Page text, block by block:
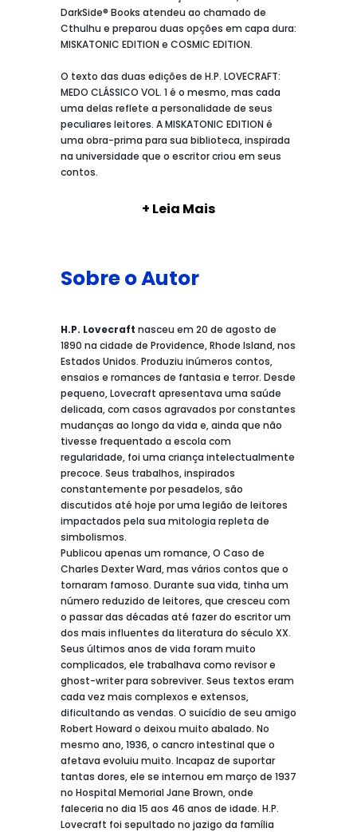
DarkSide® Books atendeu ao chamado de
Cthulhu e preparou duas opções em capa dura:
MISKATONIC EDITION e COSMIC EDITION.
O texto das duas edições de H.P. LOVECRAFT:
MEDO CLÁSSICO VOL. 1 é o mesmo, mas cada
uma delas reflete a personalidade de seus
peculiares leitores. A MISKATONIC EDITION é
uma obra-prima para sua biblioteca, inspirada
na universidade que o escritor criou em seus
contos.
+ Leia Mais
Sobre o Autor
H.P. Lovecraft nasceu em 20 de agosto de
1890 na cidade de Providence, Rhode Island, nos
Estados Unidos. Produziu inúmeros contos,
ensaios e romances de fantasia e terror. Desde
pequeno, Lovecraft apresentava uma saúde
delicada, com casos agravados por constantes
mudanças ao longo da vida e, ainda que não
tivesse frequentado a escola com
regularidade, foi uma criança intelectualmente
precoce. Seus trabalhos, inspirados
constantemente por pesadelos, são
discutidos até hoje por uma legião de leitores
impactados pela sua mitologia repleta de
simbolismos.
Publicou apenas um romance, O Caso de
Charles Dexter Ward, mas vários contos que o
tornaram famoso. Durante sua vida, tinha um
número reduzido de leitores, que cresceu com
o passar das décadas até fazer do escritor um
dos mais influentes da literatura do século XX.
Seus últimos anos de vida foram muito
complicados, ele trabalhava como revisor e
ghost-writer para sobreviver. Seus textos eram
cada vez mais complexos e extensos,
dificultando as vendas. O suicídio de seu amigo
Robert Howard o deixou muito abalado. No
mesmo ano, 1936, o cancro intestinal que o
afetava evoluiu muito. Incapaz de suportar
tantas dores, ele se internou em março de 1937
no Hospital Memorial Jane Brown, onde
faleceria no dia 15 aos 46 anos de idade. H.P.
Lovecraft foi sepultado no jazigo da família